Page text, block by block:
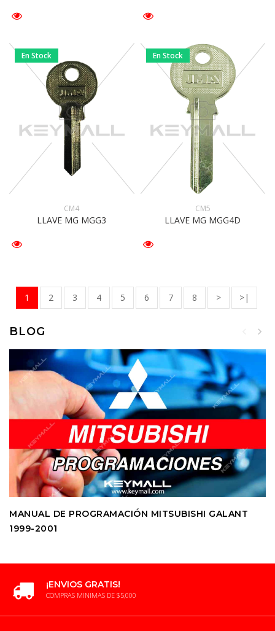
En Stock
CM4
LLAVE MG MGG3
En Stock
CM5
LLAVE MG MGG4D
1 2 3 4 5 6 7 8 > >|
BLOG
MANUAL DE PROGRAMACIÓN MITSUBISHI GALANT
1999-2001
¡ENVIOS GRATIS!
COMPRAS MINIMAS DE $5,000